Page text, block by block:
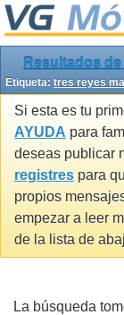
Resultados
Etiqueta: tres reyes
Si esta es tu
AYUDA para
deseas publicar
registres para
propios
empezar a leer
de la lista de
La búsqueda